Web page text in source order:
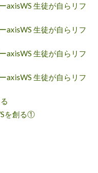
axisWS 生徒が自らリフ
axisWS 生徒が自らリフ
axisWS 生徒が自らリフ
axisWS 生徒が自らリフ
を創る①